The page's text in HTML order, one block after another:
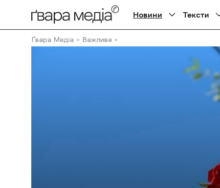
Новини Тексти
Ґвара Медіа Важливе